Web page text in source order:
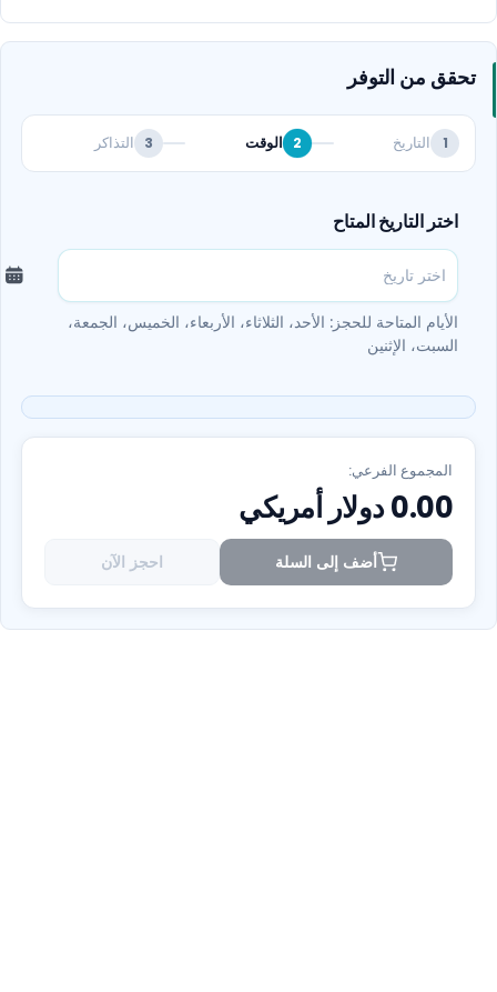
تحقق من التوفر
1 التاريخ 2 الوقت 3 التذاكر
اختر التاريخ المتاح
الأيام المتاحة للحجز: الأحد، الثلاثاء، الأربعاء، الخميس، الجمعة،
السبت، الإثنين
المجموع الفرعي:
0.00دولار أمريكي
أضف إلى السلة احجز الآن